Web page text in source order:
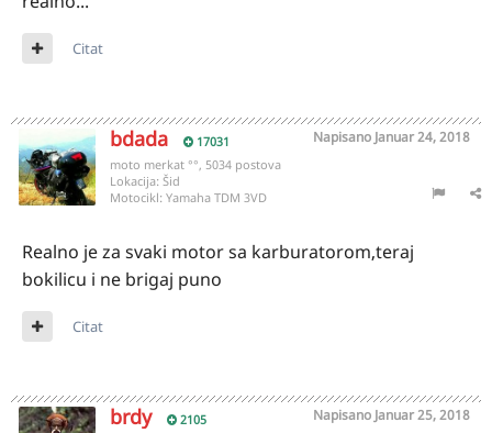
Citat
bdada 17031 Napisano Januar 24, 2018
moto merkat °°, 5034 postova
Lokacija: Šid
Motocikl: Yamaha TDM 3VD
Realno je za svaki motor sa karburatorom,teraj
bokilicu i ne brigaj puno
Citat
brdy 2105 Napisano Januar 25, 2018